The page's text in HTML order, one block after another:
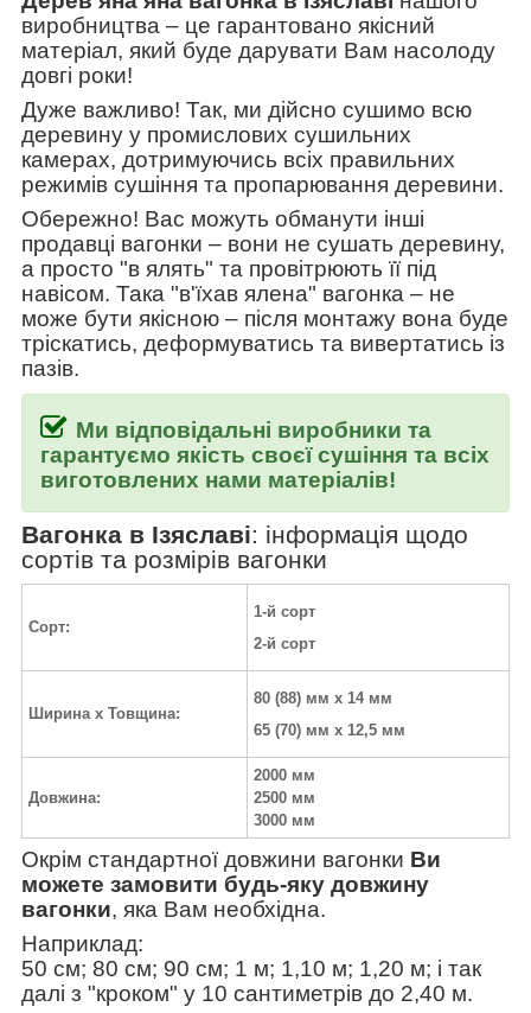
виробництва – це гарантовано якісний
матеріал, який буде дарувати Вам насолоду
довгі роки!
Дуже важливо! Так, ми дійсно сушимо всю
деревину у промислових сушильних
камерах, дотримуючись всіх правильних
режимів сушіння та пропарювання деревини.
Обережно! Вас можуть обманути інші
продавці вагонки – вони не сушать деревину,
а просто "в ялять" та провітрюють її під
навісом. Така "в'їхав ялена" вагонка – не
може бути якісною – після монтажу вона буде
тріскатись, деформуватись та вивертатись із
пазів.
Ми відповідальні виробники та
гарантуємо якість своєї сушіння та всіх
виготовлених нами матеріалів!
Вагонка в Ізяславі: інформація щодо
сортів та розмірів вагонки
Сорт:
1-й сорт
2-й сорт
Ширина х Товщина:
80 (88) мм х 14 мм
65 (70) мм х 12,5 мм
Довжина:
2000 мм
2500 мм
3000 мм
Окрім стандартної довжини вагонки Ви
можете замовити будь-яку довжину
вагонки, яка Вам необхідна.
Наприклад:
50 см; 80 см; 90 см; 1 м; 1,10 м; 1,20 м; і так
далі з "кроком" у 10 сантиметрів до 2,40 м.